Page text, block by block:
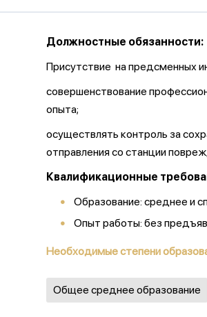
Должностные обязанности:
Присутствие на предсменных
совершенствование
опыта;
осуществлять контроль за
отправления со станции
Квалификационные
Образование: среднее и
Опыт работы: без
Необходимые степени
Общее среднее образование